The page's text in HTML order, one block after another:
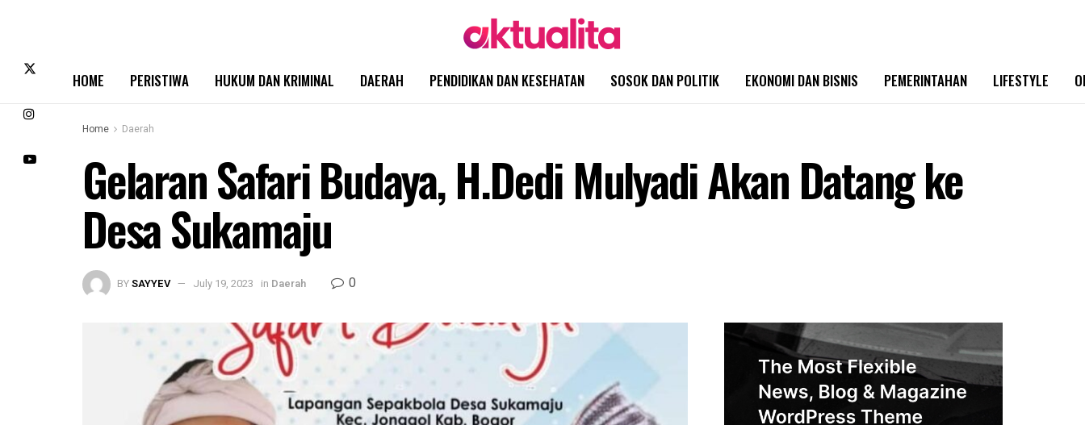
HOME PERISTIWA HUKUM DAN KRIMINAL DAERAH PENDIDIKAN DAN KESEHATAN SOSOK DAN POLITIK EKONOMI DAN BISNIS PEMERINTAHAN LIFESTYLE
Home Daerah
Gelaran Safari Budaya, H.Dedi Mulyadi Akan Datang ke
Desa Sukamaju
BYSAYYEV July 19, 2023 in Daerah 0